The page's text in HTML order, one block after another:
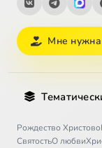
Мне
Рождество Христово
СвятостьО любви